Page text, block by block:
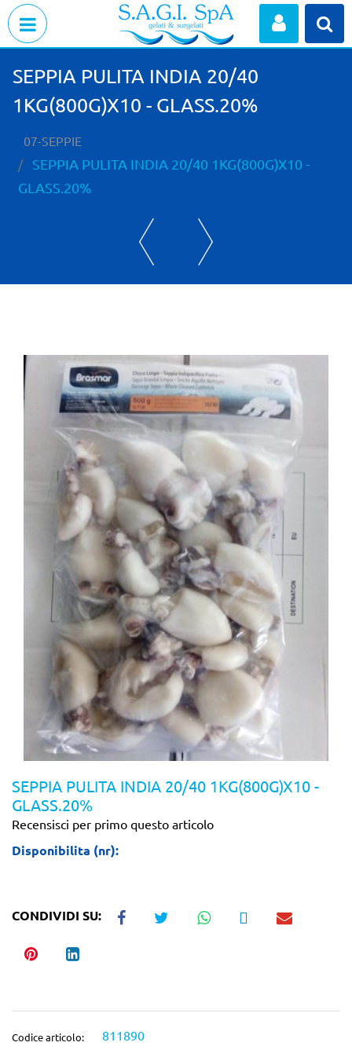
SEPPIA PULITA INDIA 20/40
1KG(800G)X10 - GLASS.20%
07-SEPPIE
SEPPIA PULITA INDIA 20/40 1KG(800G)X10 -
GLASS.20%
SEPPIA PULITA INDIA 20/40 1KG(800G)X10 -
GLASS.20%
Recensisci per primo questo articolo
Disponibilita (nr):
CONDIVIDI SU:
Codice articolo: 811890